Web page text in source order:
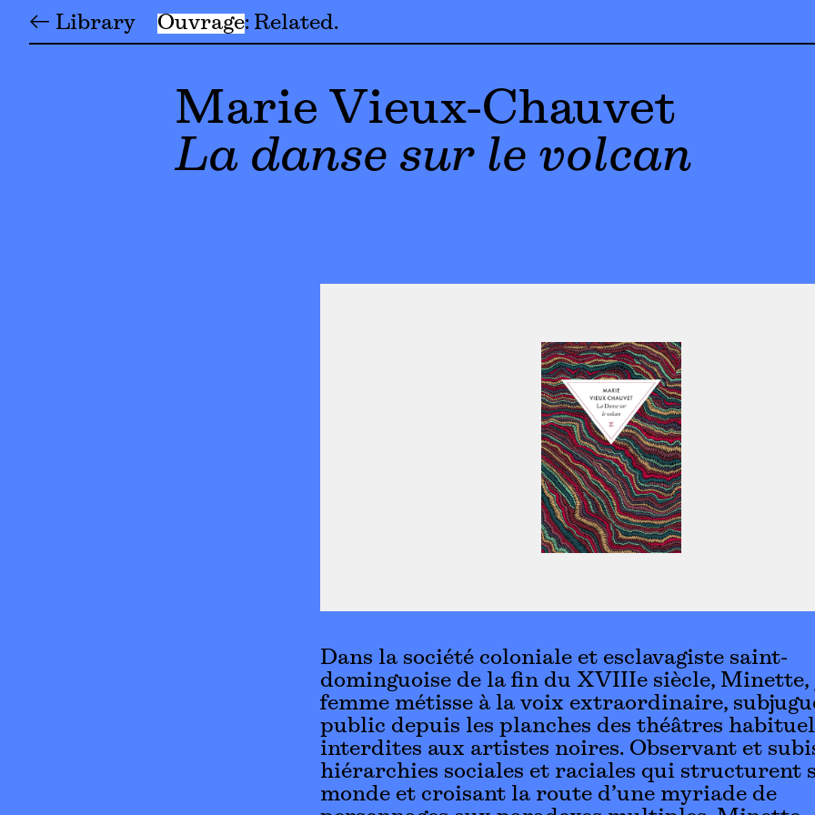
← Library Ouvrage Related
Marie Vieux-Chauvet
La danse sur le volcan
Dans la société coloniale et esclavagiste saint-
dominguoise de la fin du XVIIIe siècle, Minette,
femme métisse à la voix extraordinaire,
public depuis les planches des théâtres
interdites aux artistes noires. Observant et
hiérarchies sociales et raciales qui structurent
monde et croisant la route d’une myriade de